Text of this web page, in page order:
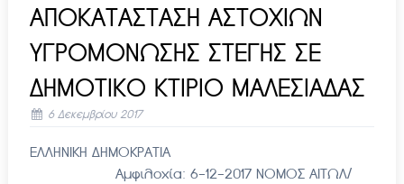
ΑΠΟΚΑΤΑΣΤΑΣΗ ΑΣΤΟΧΙΩΝ
ΥΓΡΟΜΟΝΩΣΗΣ ΣΤΕΓΗΣ ΣΕ
ΔΗΜΟΤΙΚΟ ΚΤΙΡΙΟ ΜΑΛΕΣΙΑΔΑΣ
6 Δεκεμβρίου 2017
ΕΛΛΗΝΙΚΗ ΔΗΜΟΚΡΑΤΙΑ
Αμφιλοχία: 6-12-2017 ΝΟΜΟΣ ΑΙΤΩΛ/